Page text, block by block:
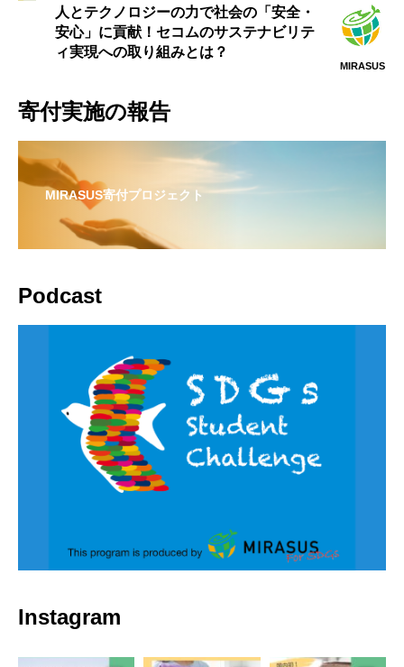
人とテクノロジーの力で社会の「安全・
安心」に貢献！セコムのサステナビリテ
ィ実現への取り組みとは？
MIRASUS
寄付実施の報告
MIRASUS寄付プロジェクト
Podcast
Instagram